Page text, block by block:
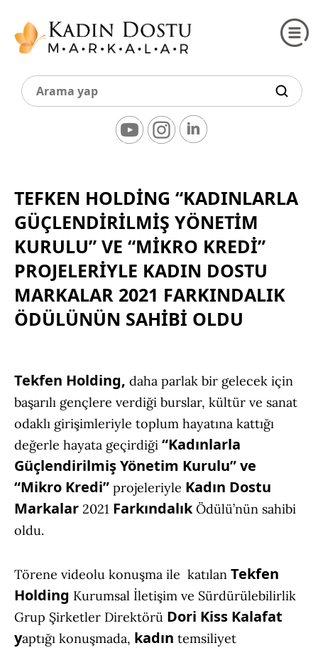
TEFKEN HOLDİNG “KADINLARLA
GÜÇLENDİRİLMİŞ YÖNETİM
KURULU” VE “MİKRO KREDİ”
PROJELERİYLE KADIN DOSTU
MARKALAR 2021 FARKINDALIK
ÖDÜLÜNÜN SAHİBİ OLDU
Tekfen Holding, daha parlak bir gelecek için
başarılı gençlere verdiği burslar, kültür ve sanat
odaklı girişimleriyle toplum hayatına kattığı
değerle hayata geçirdiği “Kadınlarla
Güçlendirilmiş Yönetim Kurulu” ve
“Mikro Kredi” projeleriyle Kadın Dostu
Markalar 2021 FarkındalıkÖdülü’nün sahibi
oldu.
Törene videolu konuşma ile katılan Tekfen
Holding Kurumsal İletişim ve Sürdürülebilirlik
Grup Şirketler Direktörü Dori Kiss Kalafat
yaptığı konuşmada, kadın temsiliyet